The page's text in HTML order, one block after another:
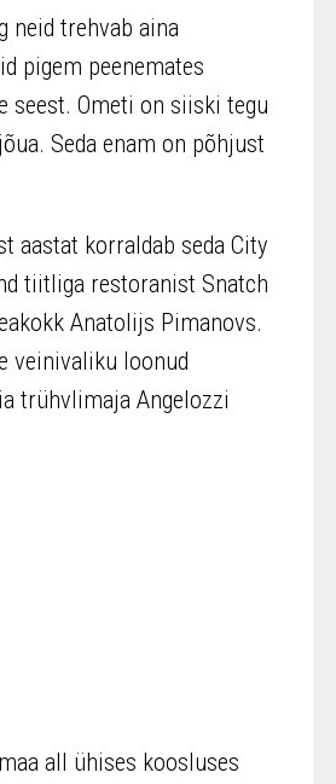
neid trehvab aina
pigem peenemates
seest. Ometi on siiski tegu
Seda enam on põhjust
aastat korraldab seda City
tiitliga restoranist Snatch
Anatolijs Pimanovs.
veinivaliku loonud
trühvlimaja Angelozzi
all ühises koosluses